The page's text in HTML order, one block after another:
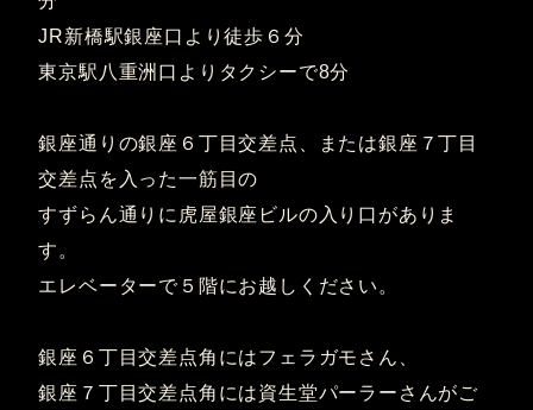
JR新橋駅銀座口より徒歩６分
東京駅八重洲口よりタクシーで8分
銀座通りの銀座６丁目交差点、または銀座７丁目
交差点を入った一筋目の
すずらん通りに虎屋銀座ビルの入り口がありま
す。
エレベーターで５階にお越しください。
銀座６丁目交差点角にはフェラガモさん、
銀座７丁目交差点角には資生堂パーラーさんがご